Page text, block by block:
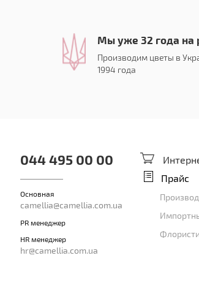
Мы уже 32 года на
Производим цветы в
1994 года
044 495 00 00
Основная
camellia@camellia.com.ua
PR менеджер
HR менеджер
hr@camellia.com.ua
Прайс